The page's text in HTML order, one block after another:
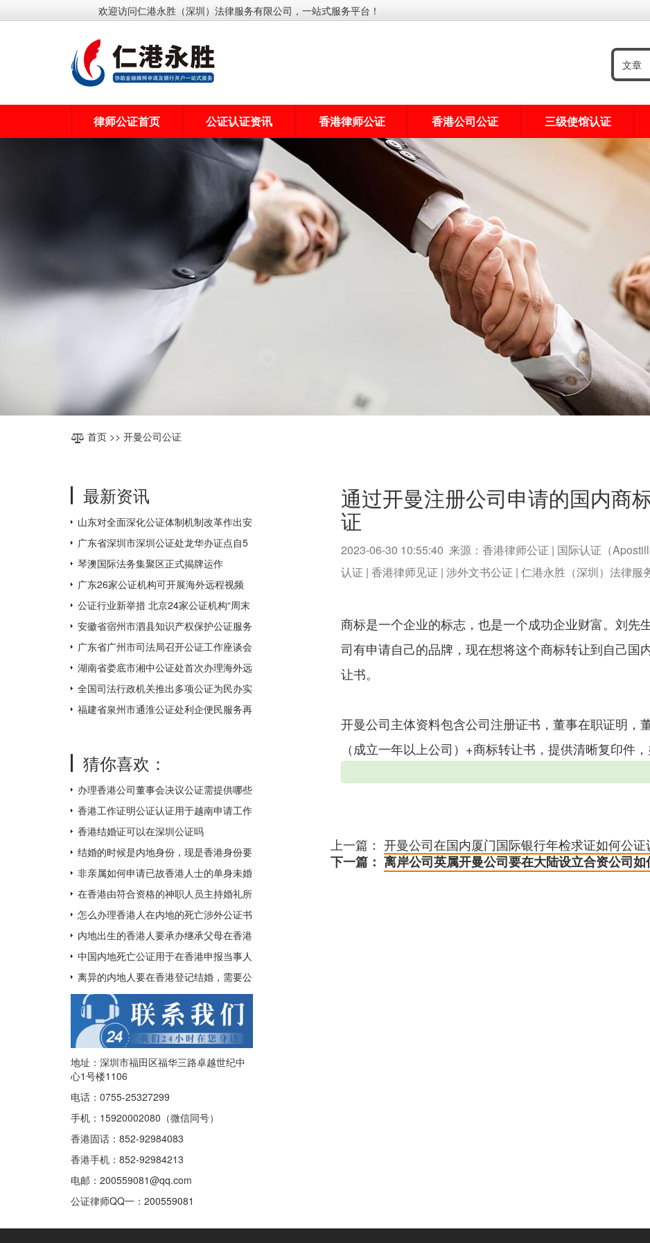
欢迎访问仁港永胜（深圳）法律服务有限公司，一站式服务平台！
律师公证首页 公证认证资讯 香港律师公证 香港公司公证 三级使馆认证
首页 >> 开曼公司公证
最新资讯
山东对全面深化公证体制机制改革作出安
排部署
广东省深圳市深圳公证处龙华办证点自5
月31日起对外办公
琴澳国际法务集聚区正式揭牌运作
广东26家公证机构可开展海外远程视频
公证，为全国数量最多
公证行业新举措 北京24家公证机构“周末
不打烊
安徽省宿州市泗县知识产权保护公证服务
中心揭牌成立
广东省广州市司法局召开公证工作座谈会
湖南省娄底市湘中公证处首次办理海外远
程视频公证 让距离不再遥远
全国司法行政机关推出多项公证为民办实
事措施
福建省泉州市通淮公证处利企便民服务再
猜你喜欢：
办理香港公司董事会决议公证需提供哪些
附件？
香港工作证明公证认证用于越南申请工作
签证如何办理？
香港结婚证可以在深圳公证吗
结婚的时候是内地身份，现是香港身份要
如何补领香港结婚证呢？
非亲属如何申请已故香港人士的单身未婚
证明文件呢？
在香港由符合资格的神职人员主持婚礼所
得的结婚证书怎么才能得到内地的认可
呢？
怎么办理香港人在内地的死亡涉外公证书
用于配偶在香港再婚？
内地出生的香港人要承办继承父母在香港
的遗产如何办理中国出生公证及认证呢？
中国内地死亡公证用于在香港申报当事人
已经去世及申请注销其香港身份证
离异的内地人要在香港登记结婚，需要公
证香港离婚绝对判令吗？
地址：深圳市福田区福华三路卓越世纪中
心1号楼1106
电话：0755-25327299
手机：15920002080（微信同号）
香港固话：852-92984083
香港手机：852-92984213
电邮：200559081@qq.com
公证律师QQ一： 200559081
通过开曼注册公司申请的国内商
证
2023-06-30 10:55:40 来源：香港律师公证 | 国际认证（
认证 | 香港律师见证 | 涉外文书公证 | 仁港永胜（深圳）法律服
商标是一个企业的标志，也是一个成功企业财富。刘先
司有申请自己的品牌，现在想将这个商标转让到自己国
让书。
开曼公司主体资料包含公司注册证书，董事在职证明，
（成立一年以上公司）+商标转让书，提供清晰复印件
上一篇： 开曼公司在国内厦门国际银行年检求证如何公证
下一篇： 离岸公司英属开曼公司要在大陆设立合资公司如